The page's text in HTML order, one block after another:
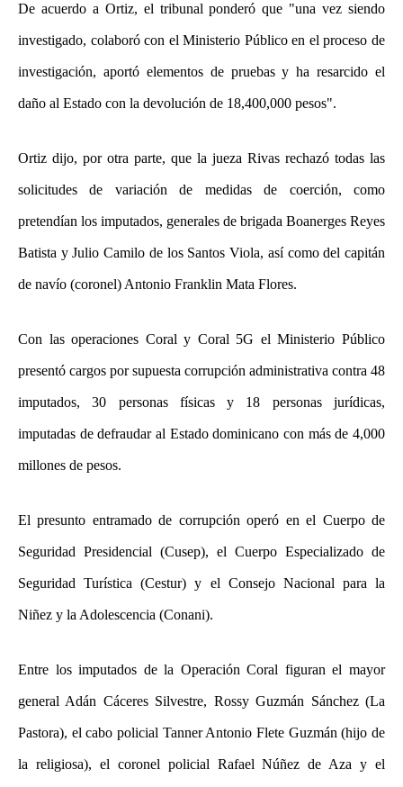
De acuerdo a Ortiz, el tribunal ponderó que "una vez siendo
investigado, colaboró con el Ministerio Público en el proceso de
investigación, aportó elementos de pruebas y ha resarcido el
daño al Estado con la devolución de 18,400,000 pesos".
Ortiz dijo, por otra parte, que la jueza Rivas rechazó todas las
solicitudes de variación de medidas de coerción, como
pretendían los imputados, generales de brigada Boanerges Reyes
Batista y Julio Camilo de los Santos Viola, así como del capitán
de navío (coronel) Antonio Franklin Mata Flores.
Con las operaciones Coral y Coral 5G el Ministerio Público
presentó cargos por supuesta corrupción administrativa contra 48
imputados, 30 personas físicas y 18 personas jurídicas,
imputadas de defraudar al Estado dominicano con más de 4,000
millones de pesos.
El presunto entramado de corrupción operó en el Cuerpo de
Seguridad Presidencial (Cusep), el Cuerpo Especializado de
Seguridad Turística (Cestur) y el Consejo Nacional para la
Niñez y la Adolescencia (Conani).
Entre los imputados de la Operación Coral figuran el mayor
general Adán Cáceres Silvestre, Rossy Guzmán Sánchez (La
Pastora), el cabo policial Tanner Antonio Flete Guzmán (hijo de
la religiosa), el coronel policial Rafael Núñez de Aza y el